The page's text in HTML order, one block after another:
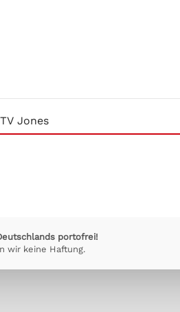
Jones
portofrei!
wir keine Haftung.